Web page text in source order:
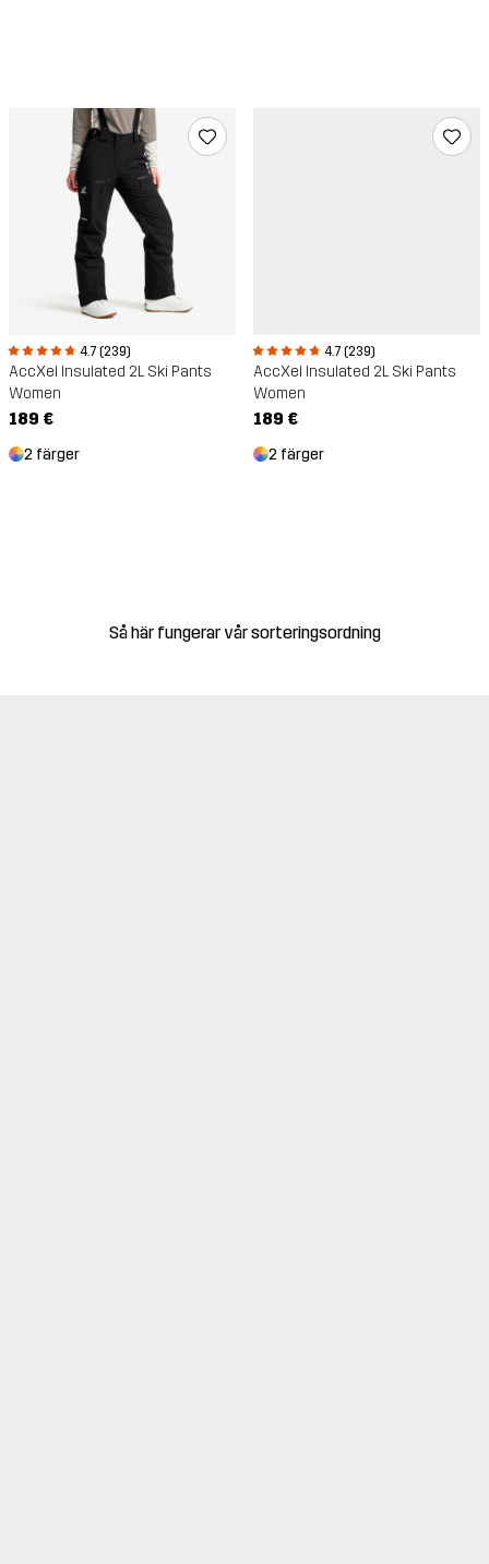
4.7 (239)
AccXel Insulated 2L Ski Pants
Women
189 €
2 färger
4.7 (239)
AccXel Insulated 2L Ski Pants
Women
189 €
2 färger
Så här fungerar vår sorteringsordning